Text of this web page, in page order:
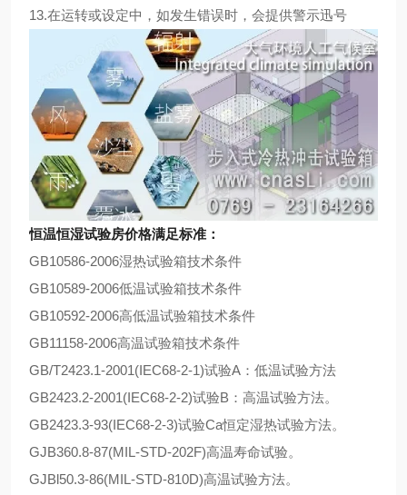
13.在运转或设定中，如发生错误时，会提供警示迅号
恒温恒湿试验房价格满足标准：
GB10586-2006湿热试验箱技术条件
GB10589-2006低温试验箱技术条件
GB10592-2006高低温试验箱技术条件
GB11158-2006高温试验箱技术条件
GB/T2423.1-2001(IEC68-2-1)试验A：低温试验方法
GB2423.2-2001(IEC68-2-2)试验B：高温试验方法。
GB2423.3-93(IEC68-2-3)试验Ca恒定湿热试验方法。
GJB360.8-87(MIL-STD-202F)高温寿命试验。
GJBl50.3-86(MIL-STD-810D)高温试验方法。